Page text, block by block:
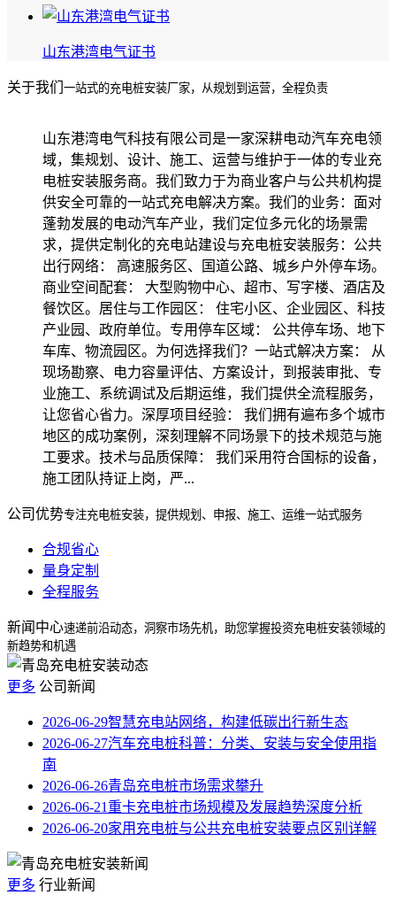
山东港湾电气证书
关于我们 一站式的充电桩安装厂家，从规划到运营，全程负责
山东港湾电气科技有限公司是一家深耕电动汽车充电领
域，集规划、设计、施工、运营与维护于一体的专业充
电桩安装服务商。我们致力于为商业客户与公共机构提
供安全可靠的一站式充电解决方案。我们的业务：面对
蓬勃发展的电动汽车产业，我们定位多元化的场景需
求，提供定制化的充电站建设与充电桩安装服务：公共
出行网络： 高速服务区、国道公路、城乡户外停车场。
商业空间配套： 大型购物中心、超市、写字楼、酒店及
餐饮区。居住与工作园区： 住宅小区、企业园区、科技
产业园、政府单位。专用停车区域： 公共停车场、地下
车库、物流园区。为何选择我们？一站式解决方案： 从
现场勘察、电力容量评估、方案设计，到报装审批、专
业施工、系统调试及后期运维，我们提供全流程服务，
让您省心省力。深厚项目经验： 我们拥有遍布多个城市
地区的成功案例，深刻理解不同场景下的技术规范与施
工要求。技术与品质保障： 我们采用符合国标的设备，
施工团队持证上岗，严...
公司优势专注充电桩安装，提供规划、申报、施工、运维一站式服务
合规省心
量身定制
全程服务
新闻中心速递前沿动态，洞察市场先机，助您掌握投资充电桩安装领域的
新趋势和机遇
更多 公司新闻
2026-06-29智慧充电站网络，构建低碳出行新生态
2026-06-27汽车充电桩科普：分类、安装与安全使用指
南
2026-06-26青岛充电桩市场需求攀升
2026-06-21 重卡充电桩市场规模及发展趋势深度分析
2026-06-20家用充电桩与公共充电桩安装要点区别详解
更多 行业新闻